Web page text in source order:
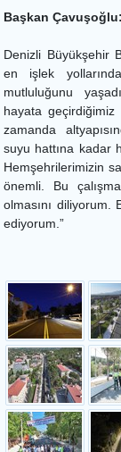
Başkan Çavuşoğlu:
Denizli Büyükşehir
en işlek
mutluluğunu
hayata
zamanda
suyu hattına kadar
Hemşehrilerimizin
önemli. Bu
olmasını diliyorum.
ediyorum.”